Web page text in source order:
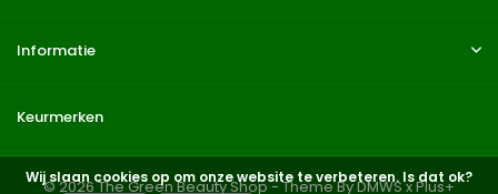
Informatie
Keurmerken
© 2026 The Green Beauty Shop - Theme ByDMWSxPlus+
Wij slaan cookies op om onze website te verbeteren. Is dat ok?